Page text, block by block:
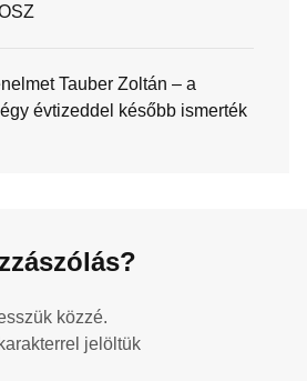
Tauber Zoltán – a
évtizeddel később ismerték
közzé.
karakterrel jelöltük